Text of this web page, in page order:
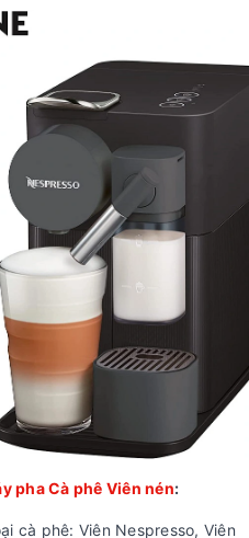
pha Cà phê Viên nén:
cà phê: Viên Nespresso, Viên